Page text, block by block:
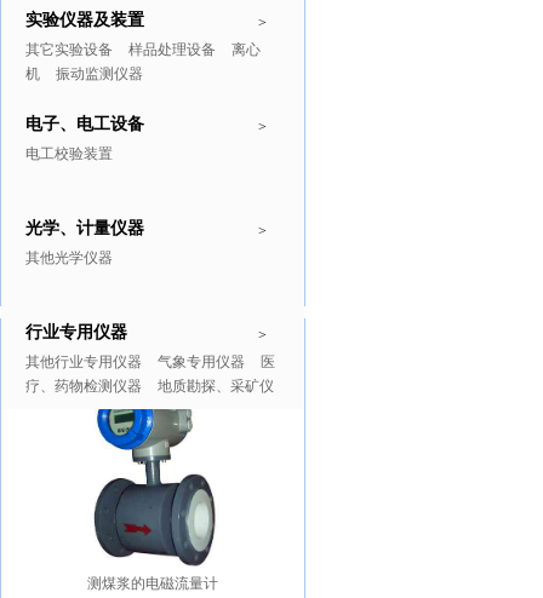
>
实验仪器及装置
其它实验设备 样品处理设备
离心
机
振动监测仪器
>
电子、电工设备
电工校验装置
>
光学、计量仪器
其他光学仪器
>
行业专用仪器
其他行业专用仪器 气象专用仪器
医
疗、药物检测仪器
地质勘探、采矿仪
推广商品 更多>>
测煤浆的电磁流量计